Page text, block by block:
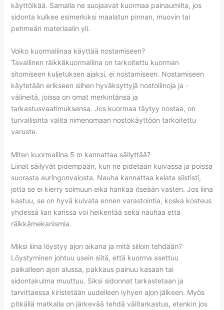
käyttöikää. Samalla ne suojaavat kuormaa painaumilta, jos
sidonta kulkee esimerkiksi maalatun pinnan, muovin tai
pehmeän materiaalin yli.
Voiko kuormaliinaa käyttää nostamiseen?
Tavallinen räikkäkuormaliina on tarkoitettu kuorman
sitomiseen kuljetuksen ajaksi, ei nostamiseen. Nostamiseen
käytetään erikseen siihen hyväksyttyjä nostoliinoja ja -
välineitä, joissa on omat merkintänsä ja
tarkastusvaatimuksensa. Jos kuormaa täytyy nostaa, on
turvallisinta valita nimenomaan nostokäyttöön tarkoitettu
varuste.
Miten kuormaliina 5 m kannattaa säilyttää?
Liinat säilyvät pidempään, kun ne pidetään kuivassa ja poissa
suorasta auringonvalosta. Nauha kannattaa kelata siististi,
jotta se ei kierry solmuun eikä hankaa itseään vasten. Jos liina
kastuu, se on hyvä kuivata ennen varastointia, koska kosteus
yhdessä lian kanssa voi heikentää sekä nauhaa että
räikkämekanismia.
Miksi liina löystyy ajon aikana ja mitä silloin tehdään?
Löystyminen johtuu usein siitä, että kuorma asettuu
paikalleen ajon alussa, pakkaus painuu kasaan tai
sidontakulma muuttuu. Siksi sidonnat tarkastetaan ja
tarvittaessa kiristetään uudelleen lyhyen ajon jälkeen. Myös
pitkällä matkalla on järkevää tehdä välitarkastus, etenkin jos